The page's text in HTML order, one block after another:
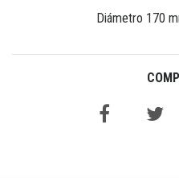
Diámetro 170